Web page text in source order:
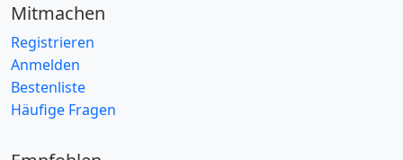
Mitmachen
Registrieren
Anmelden
Bestenliste
Häufige Fragen